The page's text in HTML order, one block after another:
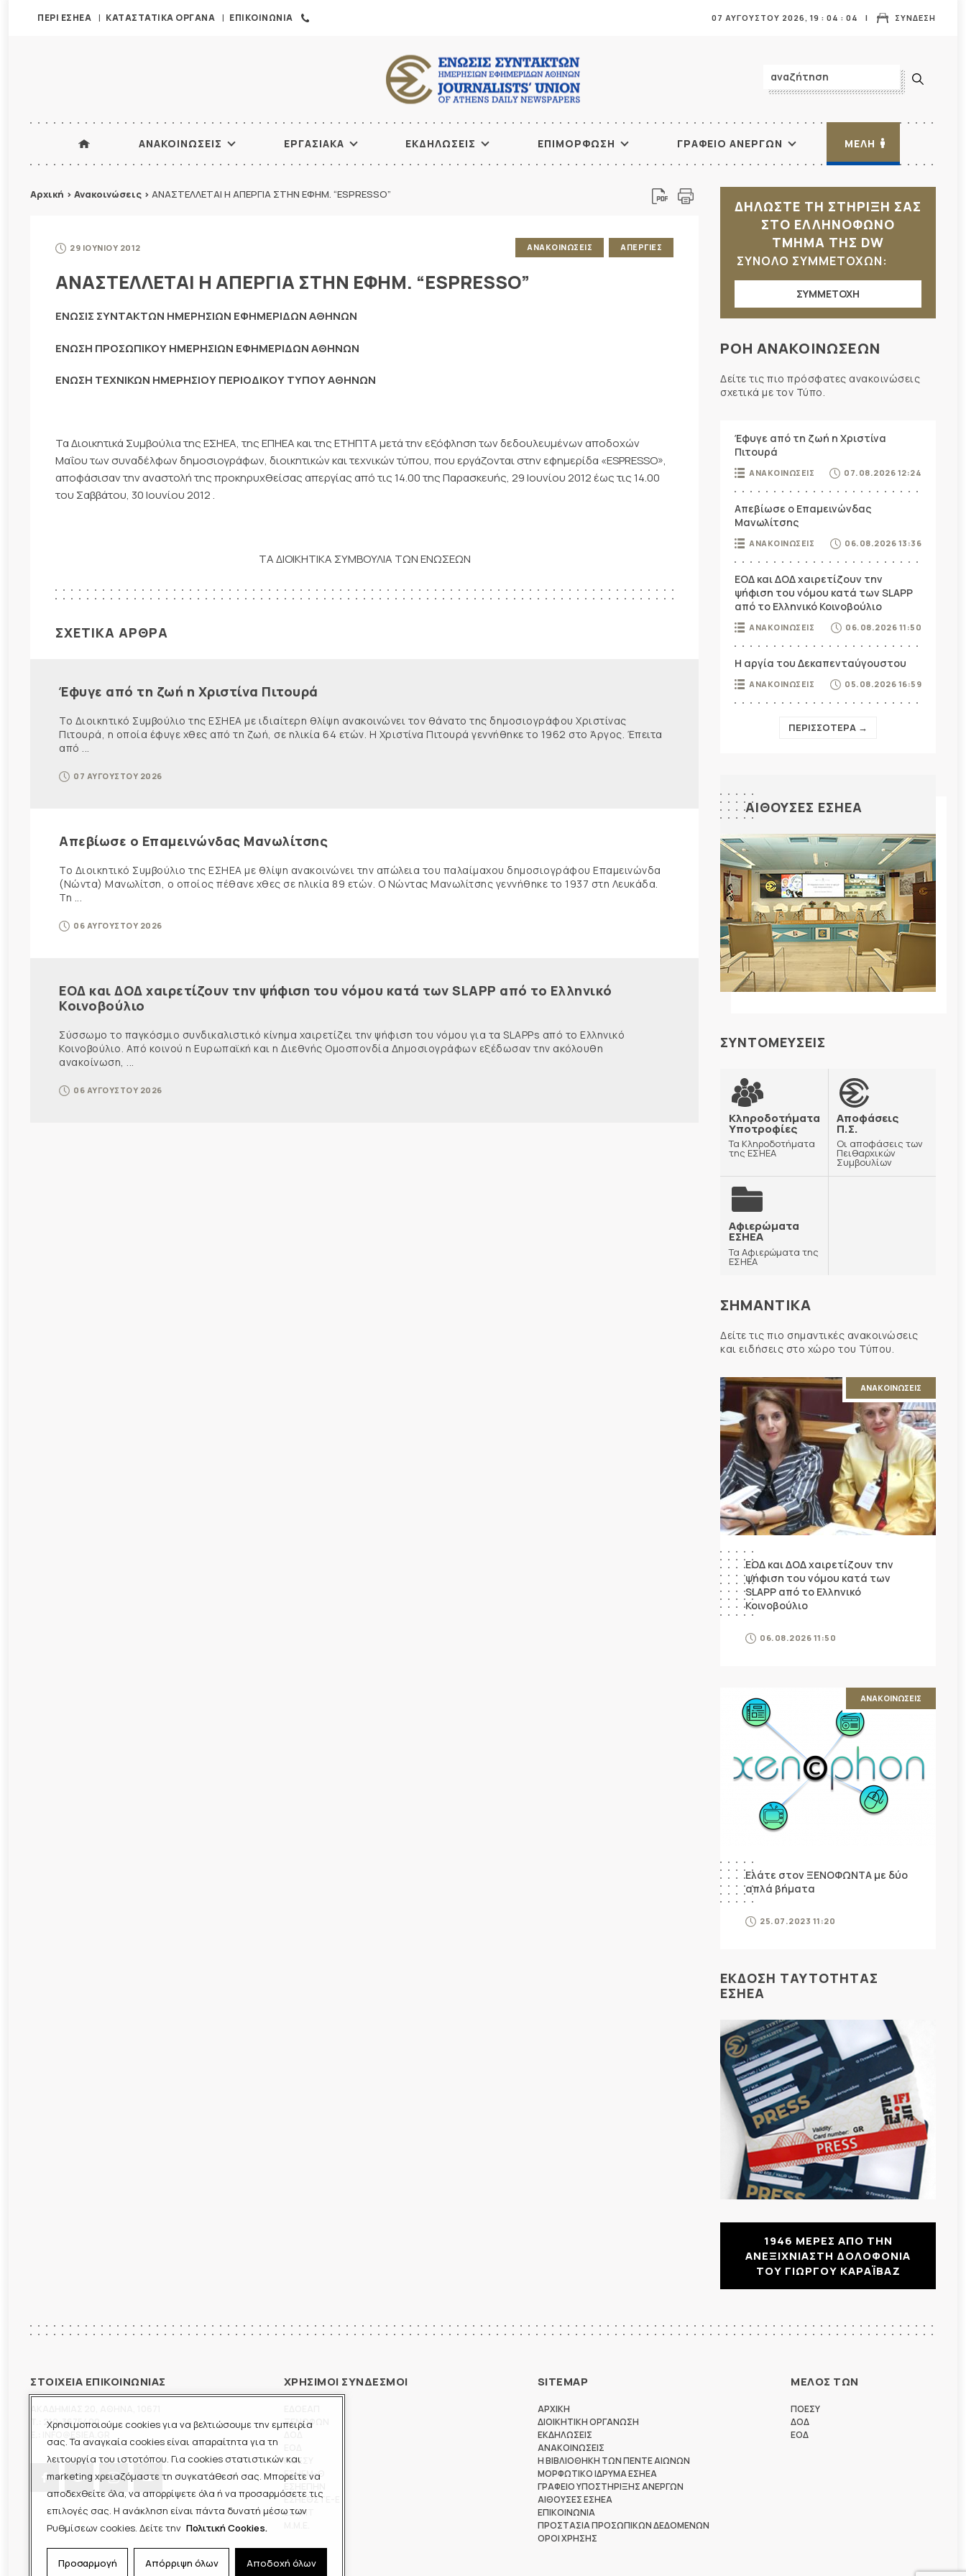
Χρησιμοποιούμε cookies για να βελτιώσουμε την εμπειρία
σας. Τα αναγκαία cookies είναι απαραίτητα για τη
λειτουργία του ιστοτόπου. Για cookies στατιστικών και
marketing χρειαζόμαστε τη συγκατάθεσή σας. Μπορείτε να
αποδεχθείτε όλα, να απορρίψετε όλα ή να προσαρμόσετε τις
επιλογές σας. Η ανάκληση είναι πάντα δυνατή μέσω των
Ρυθμίσεων cookies. Δείτε την Πολιτική Cookies.
Προσαρμογή Απόρριψη όλων Αποδοχή όλων
ΠΕΡΙ ΕΣΗΕΑ ΚΑΤΑΣΤΑΤΙΚΑ ΟΡΓΑΝΑ ΕΠΙΚΟΙΝΩΝΙΑ ΣΥΝΔΕΣΗ
07 ΑΥΓΟΥΣΤΟΥ 2026, 19 : 04 : 06
ΑΝΑΚΟΙΝΩΣΕΙΣ ΕΡΓΑΣΙΑΚΑ ΕΚΔΗΛΩΣΕΙΣ ΕΠΙΜΟΡΦΩΣΗ ΓΡΑΦΕΙΟ ΑΝΕΡΓΩΝ ΜΕΛΗ
Αρχική > Ανακοινώσεις > ΑΝΑΣΤΕΛΛΕΤΑΙ Η ΑΠΕΡΓΙΑ ΣΤΗΝ ΕΦΗΜ. “ESPRESSO”
29 ΙΟΥΝΙΟΥ 2012 ΑΝΑΚΟΙΝΩΣΕΙΣ ΑΠΕΡΓΙΕΣ
ΑΝΑΣΤΕΛΛΕΤΑΙ Η ΑΠΕΡΓΙΑ ΣΤΗΝ ΕΦΗΜ. “ESPRESSO”
ΕΝΩΣΙΣ ΣΥΝΤΑΚΤΩΝ ΗΜΕΡΗΣΙΩΝ ΕΦΗΜΕΡΙΔΩΝ ΑΘΗΝΩΝ
ΕΝΩΣΗ ΠΡΟΣΩΠΙΚΟΥ ΗΜΕΡΗΣΙΩΝ ΕΦΗΜΕΡΙΔΩΝ ΑΘΗΝΩΝ
ΕΝΩΣΗ ΤΕΧΝΙΚΩΝ ΗΜΕΡΗΣΙΟΥ ΠΕΡΙΟΔΙΚΟΥ ΤΥΠΟΥ ΑΘΗΝΩΝ
Τα Διοικητικά Συμβούλια της ΕΣΗΕΑ, της ΕΠΗΕΑ και της ΕΤΗΠΤΑ μετά την εξόφληση των δεδουλευμένων αποδοχών
Μαΐου των συναδέλφων δημοσιογράφων, διοικητικών και τεχνικών τύπου, που εργάζονται στην εφημερίδα «ESPRESSO»,
αποφάσισαν την αναστολή της προκηρυχθείσας απεργίας από τις 14.00 της Παρασκευής, 29 Ιουνίου 2012 έως τις 14.00
του Σαββάτου, 30 Ιουνίου 2012 .
ΤΑ ΔΙΟΙΚΗΤΙΚΑ ΣΥΜΒΟΥΛΙΑ ΤΩΝ ΕΝΩΣΕΩΝ
ΣΧΕΤΙΚΑ ΑΡΘΡΑ
Έφυγε από τη ζωή η Χριστίνα Πιτουρά
Το Διοικητικό Συμβούλιο της ΕΣΗΕΑ με ιδιαίτερη θλίψη ανακοινώνει τον θάνατο της δημοσιογράφου Χριστίνας
Πιτουρά, η οποία έφυγε χθες από τη ζωή, σε ηλικία 64 ετών. Η Χριστίνα Πιτουρά γεννήθηκε το 1962 στο Άργος. Έπειτα
από ...
07 ΑΥΓΟΥΣΤΟΥ 2026
Απεβίωσε ο Επαμεινώνδας Μανωλίτσης
Το Διοικητικό Συμβούλιο της ΕΣΗΕΑ με θλίψη ανακοινώνει την απώλεια του παλαίμαχου δημοσιογράφου Επαμεινώνδα
(Νώντα) Μανωλίτση, ο οποίος πέθανε χθες σε ηλικία 89 ετών. Ο Νώντας Μανωλίτσης γεννήθηκε το 1937 στη Λευκάδα.
Τη ...
06 ΑΥΓΟΥΣΤΟΥ 2026
ΕΟΔ και ΔΟΔ χαιρετίζουν την ψήφιση του νόμου κατά των SLAPP από το Ελληνικό
Κοινοβούλιο
Σύσσωμο το παγκόσμιο συνδικαλιστικό κίνημα χαιρετίζει την ψήφιση του νόμου για τα SLAPPs από το Ελληνικό
Κοινοβούλιο. Από κοινού η Ευρωπαϊκή και η Διεθνής Ομοσπονδία Δημοσιογράφων εξέδωσαν την ακόλουθη
ανακοίνωση, ...
06 ΑΥΓΟΥΣΤΟΥ 2026
ΔΗΛΩΣΤΕ ΤΗ ΣΤΗΡΙΞΗ ΣΑΣ
ΣΤΟ ΕΛΛΗΝΟΦΩΝΟ
ΤΜΗΜΑ ΤΗΣ DW
ΣΥΝΟΛΟ ΣΥΜΜΕΤΟΧΩΝ:
ΣΥΜΜΕΤΟΧΗ
ΡΟΗ ΑΝΑΚΟΙΝΩΣΕΩΝ
Δείτε τις πιο πρόσφατες ανακοινώσεις
σχετικά με τον Τύπο.
Έφυγε από τη ζωή η Χριστίνα
Πιτουρά
ΑΝΑΚΟΙΝΩΣΕΙΣ 07.08.2026 12:24
Απεβίωσε ο Επαμεινώνδας
Μανωλίτσης
ΑΝΑΚΟΙΝΩΣΕΙΣ 06.08.2026 13:36
ΕΟΔ και ΔΟΔ χαιρετίζουν την
ψήφιση του νόμου κατά των SLAPP
από το Ελληνικό Κοινοβούλιο
ΑΝΑΚΟΙΝΩΣΕΙΣ 06.08.2026 11:50
Η αργία του Δεκαπενταύγουστου
ΑΝΑΚΟΙΝΩΣΕΙΣ 05.08.2026 16:59
ΠΕΡΙΣΣΟΤΕΡΑ →
ΑΙΘΟΥΣΕΣ ΕΣΗΕΑ
ΣΥΝΤΟΜΕΥΣΕΙΣ
Κληροδοτήματα
Υποτροφίες
Τα Κληροδοτήματα
της ΕΣΗΕΑ
Αποφάσεις
Π.Σ.
Οι αποφάσεις των
Πειθαρχικών
Συμβουλίων
Αφιερώματα
ΕΣΗΕΑ
Τα Αφιερώματα της
ΕΣΗΕΑ
ΣΗΜΑΝΤΙΚΑ
Δείτε τις πιο σημαντικές ανακοινώσεις
και ειδήσεις στο χώρο του Τύπου.
ΑΝΑΚΟΙΝΩΣΕΙΣ
ΕΟΔ και ΔΟΔ χαιρετίζουν την
ψήφιση του νόμου κατά των
SLAPP από το Ελληνικό
Κοινοβούλιο
06.08.2026 11:50
ΑΝΑΚΟΙΝΩΣΕΙΣ
Ελάτε στον ΞΕΝΟΦΩΝΤΑ με δύο
απλά βήματα
25.07.2023 11:20
ΕΚΔΟΣΗ ΤΑΥΤΟΤΗΤΑΣ
ΕΣΗΕΑ
1946 ΜΕΡΕΣ ΑΠΟ ΤΗΝ
ΑΝΕΞΙΧΝΙΑΣΤΗ ΔΟΛΟΦΟΝΙΑ
ΤΟΥ ΓΙΩΡΓΟΥ ΚΑΡΑΪΒΑΖ
ΣΤΟΙΧΕΙΑ ΕΠΙΚΟΙΝΩΝΙΑΣ
210-3675400
ΧΡΗΣΙΜΟΙ ΣΥΝΔΕΣΜΟΙ
ΞΕΝΟΦΩΝ
ΠΟΕΣΥ
ΕΣΗΕΜ-Θ
ΕΣΗΕΘΣΤΕ-Ε
ΕΣΠΗΤ
SITEMAP
ΑΡΧΙΚΗ
ΔΙΟΙΚΗΤΙΚΗ ΟΡΓΑΝΩΣΗ
ΕΚΔΗΛΩΣΕΙΣ
ΑΝΑΚΟΙΝΩΣΕΙΣ
Η ΒΙΒΛΙΟΘΗΚΗ ΤΩΝ ΠΕΝΤΕ ΑΙΩΝΩΝ
ΜΟΡΦΩΤΙΚΟ ΙΔΡΥΜΑ ΕΣΗΕΑ
ΓΡΑΦΕΙΟ ΥΠΟΣΤΗΡΙΞΗΣ ΑΝΕΡΓΩΝ
ΑΙΘΟΥΣΕΣ ΕΣΗΕΑ
ΕΠΙΚΟΙΝΩΝΙΑ
ΠΡΟΣΤΑΣΙΑ ΠΡΟΣΩΠΙΚΩΝ ΔΕΔΟΜΕΝΩΝ
ΟΡΟΙ ΧΡΗΣΗΣ
ΜΕΛΟΣ ΤΩΝ
ΠΟΕΣΥ
ΔΟΔ
ΕΟΔ